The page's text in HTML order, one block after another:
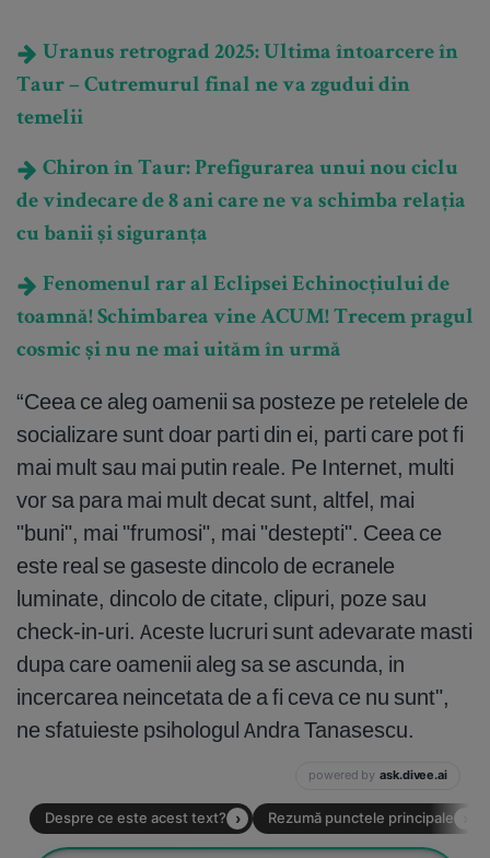
Uranus retrograd 2025: Ultima întoarcere în
Taur – Cutremurul final ne va zgudui din
temelii
Chiron în Taur: Prefigurarea unui nou ciclu
de vindecare de 8 ani care ne va schimba relația
cu banii și siguranța
Fenomenul rar al Eclipsei Echinocțiului de
toamnă! Schimbarea vine ACUM! Trecem pragul
cosmic și nu ne mai uităm în urmă
“Ceea ce aleg oamenii sa posteze pe retelele de
socializare sunt doar parti din ei, parti care pot fi
mai mult sau mai putin reale. Pe Internet, multi
vor sa para mai mult decat sunt, altfel, mai
"buni", mai "frumosi", mai "destepti". Ceea ce
este real se gaseste dincolo de ecranele
luminate, dincolo de citate, clipuri, poze sau
check-in-uri. Aceste lucruri sunt adevarate masti
dupa care oamenii aleg sa se ascunda, in
incercarea neincetata de a fi ceva ce nu sunt",
ne sfatuieste psihologul Andra Tanasescu.